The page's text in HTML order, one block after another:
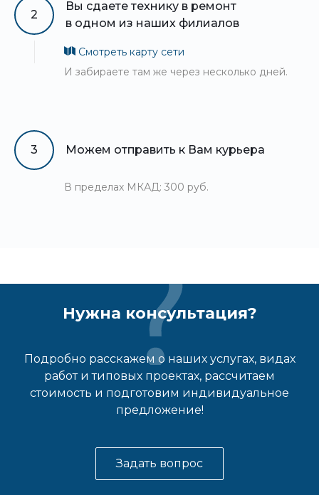
2
Вы сдаете технику в ремонт
в одном из наших филиалов
Смотреть карту сети
И забираете там же через несколько дней.
3 Можем отправить к Вам курьера
В пределах МКАД: 300 руб.
Нужна консультация?
Подробно расскажем о наших услугах, видах
работ и типовых проектах, рассчитаем
стоимость и подготовим индивидуальное
предложение!
Задать вопрос